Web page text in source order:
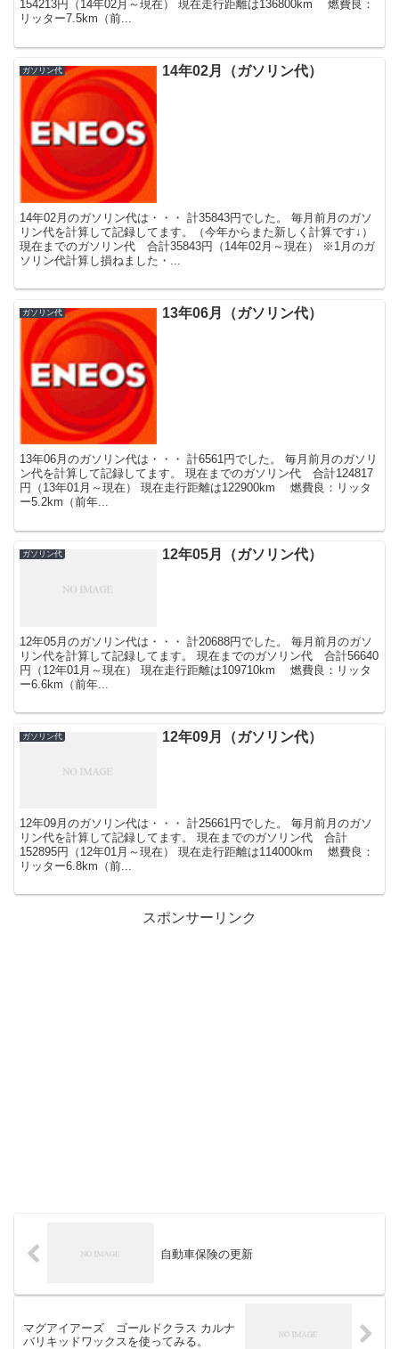
154213円（14年02月～現在） 現在走行距離は136800km 燃費良：
リッター7.5km（前...
ガソリン代 14年02月（ガソリン代）
14年02月のガソリン代は・・・ 計35843円でした。 毎月前月のガソ
リン代を計算して記録してます。（今年からまた新しく計算です↓）
現在までのガソリン代 合計35843円（14年02月～現在） ※1月のガ
ソリン代計算し損ねました・...
ガソリン代 13年06月（ガソリン代）
13年06月のガソリン代は・・・ 計6561円でした。 毎月前月のガソリ
ン代を計算して記録してます。 現在までのガソリン代 合計124817
円（13年01月～現在） 現在走行距離は122900km 燃費良：リッタ
ー5.2km（前年...
ガソリン代 12年05月（ガソリン代）
12年05月のガソリン代は・・・ 計20688円でした。 毎月前月のガソ
リン代を計算して記録してます。 現在までのガソリン代 合計56640
円（12年01月～現在） 現在走行距離は109710km 燃費良：リッタ
ー6.6km（前年...
ガソリン代 12年09月（ガソリン代）
12年09月のガソリン代は・・・ 計25661円でした。 毎月前月のガソ
リン代を計算して記録してます。 現在までのガソリン代 合計
152895円（12年01月～現在） 現在走行距離は114000km 燃費良：
リッター6.8km（前...
スポンサーリンク
自動車保険の更新
マグアイアーズ ゴールドクラス カルナ
バリキッドワックスを使ってみる。